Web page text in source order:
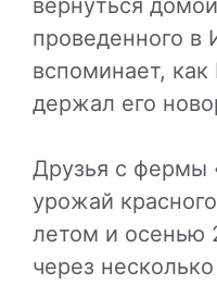
вернуться
проведенного в
вспоминает,
держал его
Друзья с фермы
урожай
летом и осенью
через